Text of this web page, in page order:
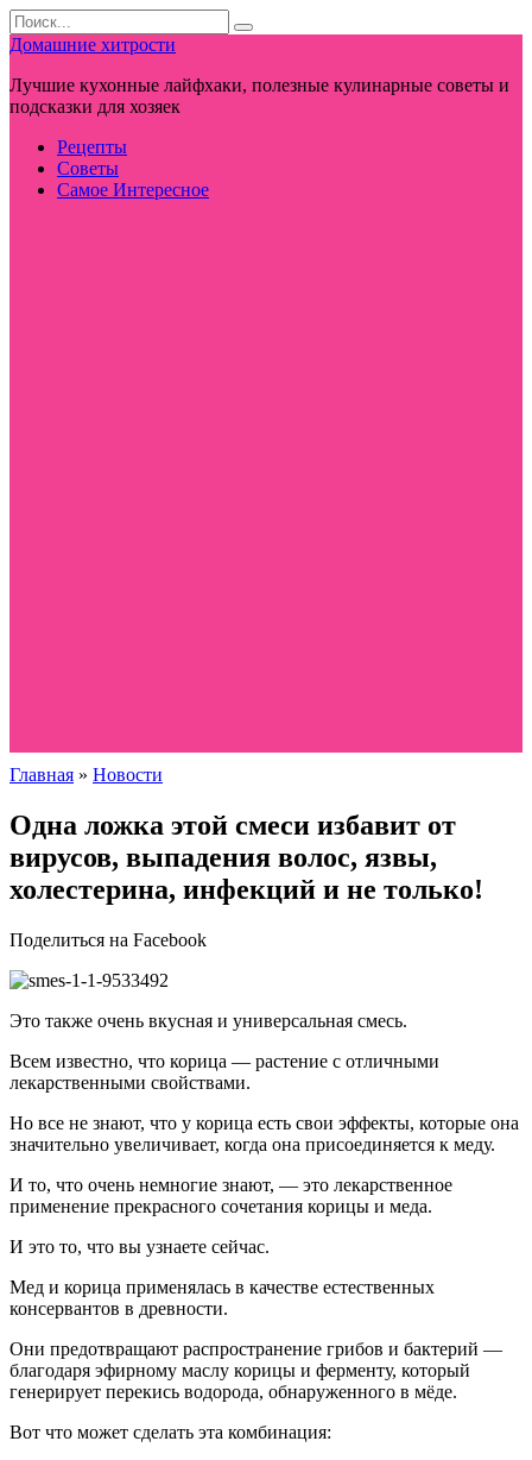
Перейти
к
контенту
Search
for:
Домашние хитрости
Лучшие кухонные лайфхаки, полезные кулинарные советы и
подсказки для хозяек
Рецепты
Советы
Самое Интересное
Главная » Новости
Одна ложка этой смеси избавит от
вирусов, выпадения волос, язвы,
холестерина, инфекций и не только!
Поделиться на Facebook
Это также очень вкусная и универсальная смесь.
Всем известно, что корица — растение с отличными
лекарственными свойствами.
Но все не знают, что у корица есть свои эффекты, которые она
значительно увеличивает, когда она присоединяется к меду.
И то, что очень немногие знают, — это лекарственное
применение прекрасного сочетания корицы и меда.
И это то, что вы узнаете сейчас.
Мед и корица применялась в качестве естественных
консервантов в древности.
Они предотвращают распространение грибов и бактерий —
благодаря эфирному маслу корицы и ферменту, который
генерирует перекись водорода, обнаруженного в мёде.
Вот что может сделать эта комбинация: